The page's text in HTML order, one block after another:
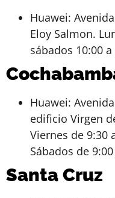
Huawei:
Eloy Salmon.
sábados 10:00 a
Huawei:
edificio Virgen
Viernes de 9:30
Sábados de
Santa Cruz